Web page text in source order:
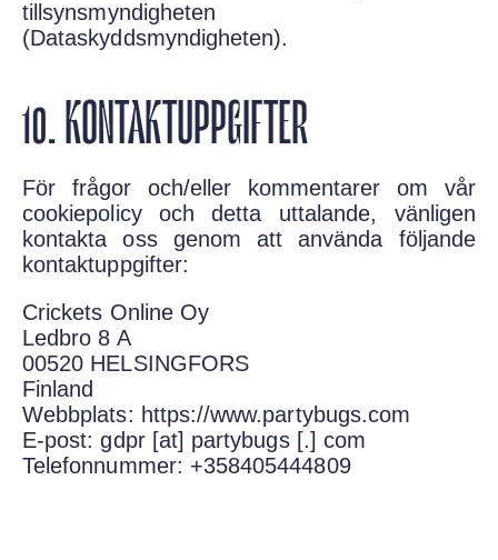
tillsynsmyndigheten
(Dataskyddsmyndigheten).
10. KONTAKTUPPGIFTER
För frågor och/eller kommentarer om vår
cookiepolicy och detta uttalande, vänligen
kontakta oss genom att använda följande
kontaktuppgifter:
Crickets Online Oy
Ledbro 8 A
00520 HELSINGFORS
Finland
Webbplats: https://www.partybugs.com
E-post: gdpr [at] partybugs [.] com
Telefonnummer: +358405444809